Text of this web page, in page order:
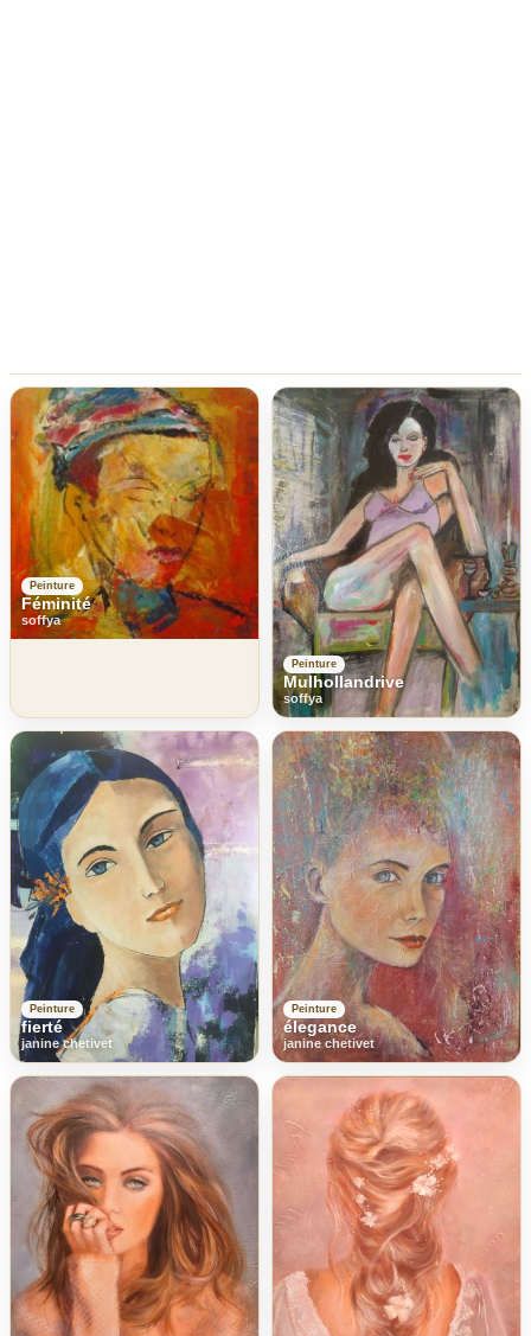
Peinture
Féminité
soffya
Peinture
Mulhollandrive
soffya
Peinture
fierté
janine chetivet
Peinture
élegance
janine chetivet